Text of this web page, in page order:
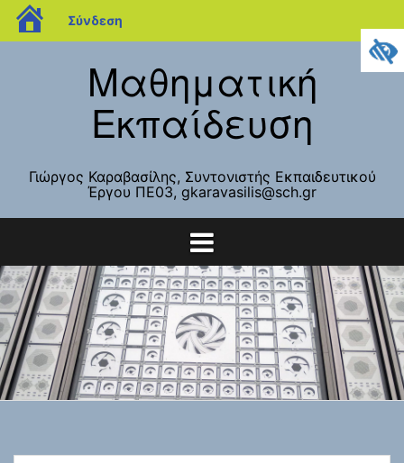
blogs.sch.gr
Σύνδεση
Μαθηματική
Εκπαίδευση
Γιώργος Καραβασίλης, Συντονιστής Εκπαιδευτικού
Έργου ΠΕ03, gkaravasilis@sch.gr